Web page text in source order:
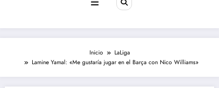
Inicio
LaLiga
Lamine Yamal: «Me gustaría jugar en el Barça con Nico Williams»